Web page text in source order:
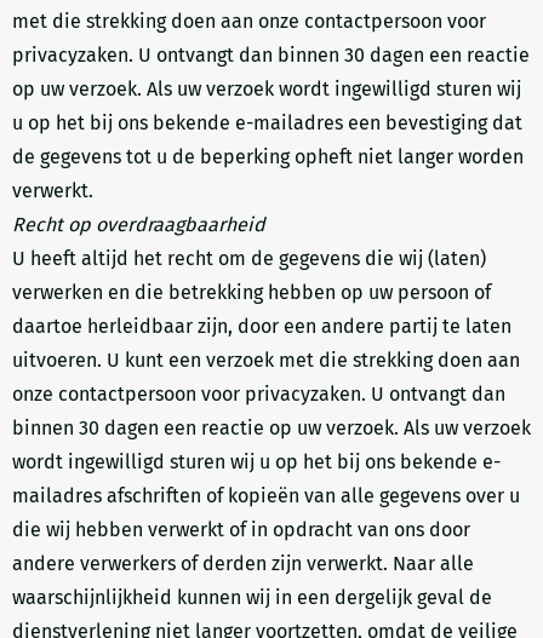
met die strekking doen aan onze contactpersoon voor
privacyzaken. U ontvangt dan binnen 30 dagen een reactie
op uw verzoek. Als uw verzoek wordt ingewilligd sturen wij
u op het bij ons bekende e-mailadres een bevestiging dat
de gegevens tot u de beperking opheft niet langer worden
verwerkt.
Recht op overdraagbaarheid
U heeft altijd het recht om de gegevens die wij (laten)
verwerken en die betrekking hebben op uw persoon of
daartoe herleidbaar zijn, door een andere partij te laten
uitvoeren. U kunt een verzoek met die strekking doen aan
onze contactpersoon voor privacyzaken. U ontvangt dan
binnen 30 dagen een reactie op uw verzoek. Als uw verzoek
wordt ingewilligd sturen wij u op het bij ons bekende e-
mailadres afschriften of kopieën van alle gegevens over u
die wij hebben verwerkt of in opdracht van ons door
andere verwerkers of derden zijn verwerkt. Naar alle
waarschijnlijkheid kunnen wij in een dergelijk geval de
dienstverlening niet langer voortzetten, omdat de veilige